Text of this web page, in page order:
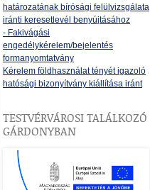
határozatának bírósági felülvizsgálata
iránti keresetlevél benyújtásához
- Fakivágási
engedélykérelem/bejelentés
formanyomtatvány
Kérelem földhasználat tényét igazoló
hatósági bizonyítvány kiállítása iránt
TESTVÉRVÁROSI TALÁLKOZÓ
GÁRDONYBAN